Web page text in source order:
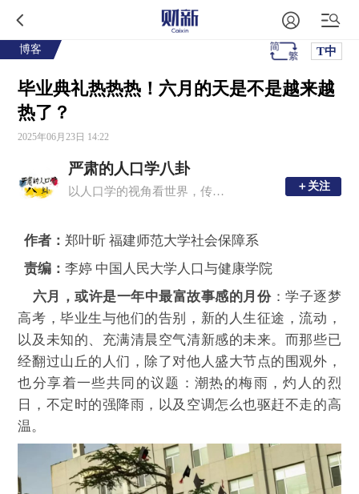
博客 T中
毕业典礼热热热！六月的天是不是越来越
热了？
2025年06月23日 14:22
严肃的人口学八卦
以人口学的视角看世界，传播有趣的人口学。 ＋关注
＋关注
作者：郑叶昕 福建师范大学社会保障系
责编：李婷 中国人民大学人口与健康学院
六月，或许是一年中最富故事感的月份：学子逐梦
高考，毕业生与他们的告别，新的人生征途，流动，
以及未知的、充满清晨空气清新感的未来。而那些已
经翻过山丘的人们，除了对他人盛大节点的围观外，
也分享着一些共同的议题：潮热的梅雨，灼人的烈
日，不定时的强降雨，以及空调怎么也驱赶不走的高
温。